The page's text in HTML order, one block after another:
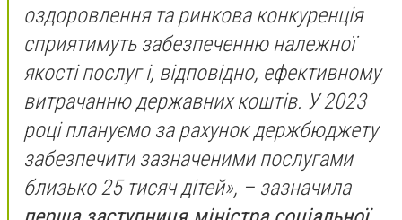
оздоровлення та ринкова конкуренція
сприятимуть забезпеченню належної
якості послуг і, відповідно, ефективному
витрачанню державних коштів. У 2023
році плануємо за рахунок держбюджету
забезпечити зазначеними послугами
близько 25 тисяч дітей», – зазначила